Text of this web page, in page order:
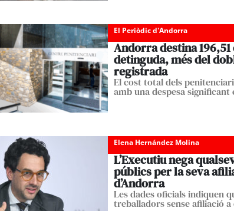
El Periòdic d'Andorra
Andorra destina
detinguda, més del
registrada
El cost total dels
amb una despesa
Elena Hernández Molina
L’Executiu nega
públics per la seva
d’Andorra
Les dades oficials indiquen
treballadors sense afiliació